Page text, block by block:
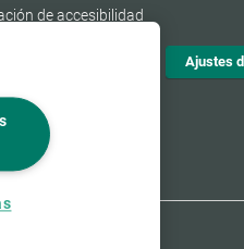
de accesibilidad
Ajustes